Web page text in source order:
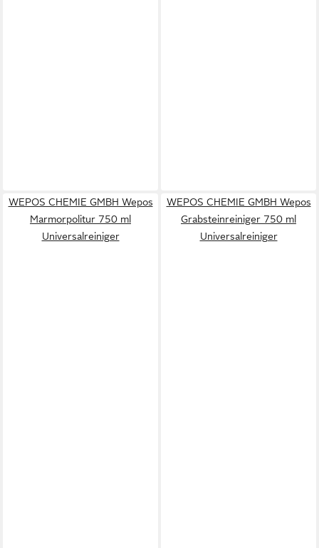
WEPOS CHEMIE GMBH Wepos
Marmorpolitur 750 ml
Universalreiniger
WEPOS CHEMIE GMBH Wepos
Grabsteinreiniger 750 ml
Universalreiniger